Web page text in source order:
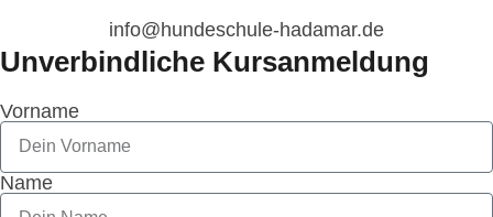
info@hundeschule-hadamar.de​​‬
Unverbindliche Kursanmeldung
Vorname
Name